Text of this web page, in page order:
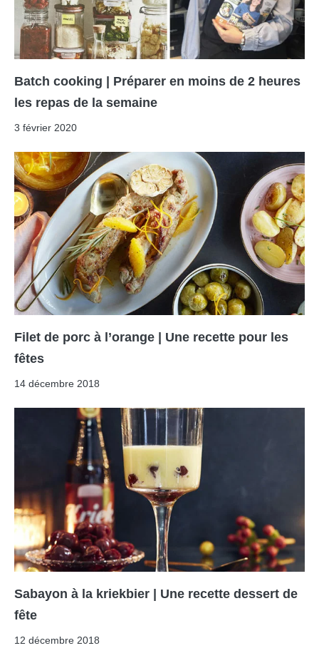
Batch cooking | Préparer en moins de 2 heures
les repas de la semaine
3 février 2020
Filet de porc à l’orange | Une recette pour les
fêtes
14 décembre 2018
Sabayon à la kriekbier | Une recette dessert de
fête
12 décembre 2018